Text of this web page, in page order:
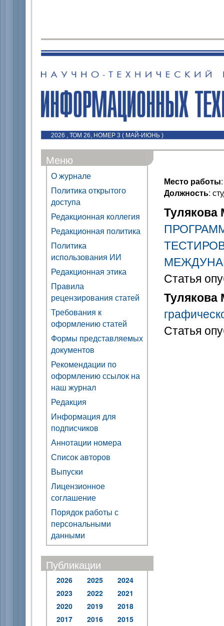
2026 , ТОМ 26, НОМЕР 3 ( МАЙ-ИЮНЬ )
Меню
О журнале
Политика открытого
доступа
Редакционная коллегия
Редакционная политика
Политика
использования ИИ
Редакционная этика
Правила
рецензирования статей
Требования к
оформлению статей
Формы представляемых
документов
Рекомендации по
оформлению ссылок на
наш журнал
Редакция
Информация для
подписчиков
Аннотации номера
Список авторов
Выпуски
Лицензионное
соглашение
Порядок работы с
персональными
данными
Публикации
2026 2025
2024
2023
2022
2021
2020
2019
2018
2017
2016
2015
Место работы
Должность:
Тулякова
Статья
Тулякова
Статья